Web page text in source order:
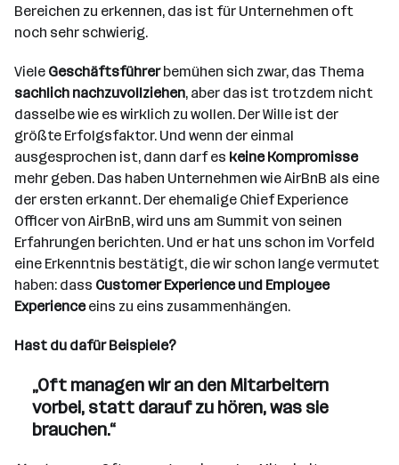
Bereichen zu erkennen, das ist für Unternehmen oft
noch sehr schwierig.
Viele Geschäftsführerbemühen sich zwar, das Thema
sachlich nachzuvollziehen, aber das ist trotzdem nicht
dasselbe wie es wirklich zu wollen. Der Wille ist der
größte Erfolgsfaktor. Und wenn der einmal
ausgesprochen ist, dann darf es keine Kompromisse
mehr geben. Das haben Unternehmen wie AirBnB als eine
der ersten erkannt. Der ehemalige Chief Experience
Officer von AirBnB, wird uns am Summit von seinen
Erfahrungen berichten. Und er hat uns schon im Vorfeld
eine Erkenntnis bestätigt, die wir schon lange vermutet
haben: dass Customer Experience und Employee
Experienceeins zu eins zusammenhängen.
Hast du dafür Beispiele?
„Oft managen wir an den Mitarbeitern
vorbei, statt darauf zu hören, was sie
brauchen.“